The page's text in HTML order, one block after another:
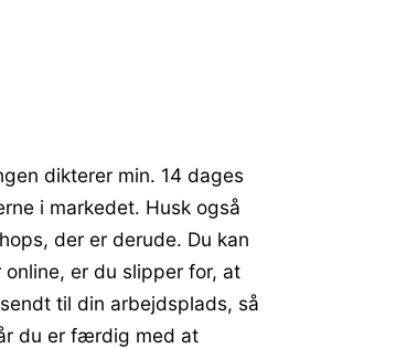
dikterer min. 14 dages
i markedet. Husk også
der er derude. Du kan
er du slipper for, at
til din arbejdsplads, så
du er færdig med at